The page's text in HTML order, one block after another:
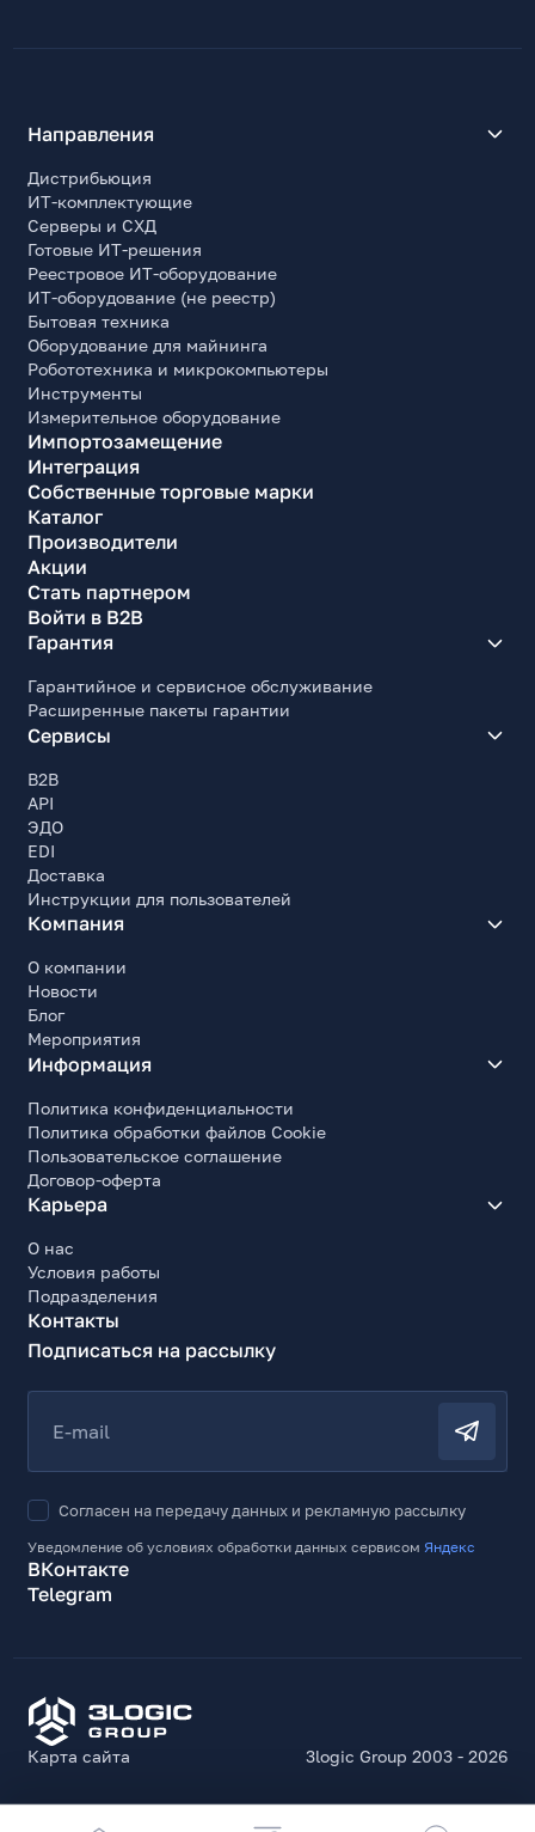
Направления
Дистрибьюция
ИТ-комплектующие
Серверы и СХД
Готовые ИТ-решения
Реестровое ИТ-оборудование
ИТ-оборудование (не реестр)
Бытовая техника
Оборудование для майнинга
Робототехника и микрокомпьютеры
Инструменты
Измерительное оборудование
Импортозамещение
Интеграция
Собственные торговые марки
Каталог
Производители
Акции
Стать партнером
Войти в B2B
Гарантия
Гарантийное и сервисное обслуживание
Расширенные пакеты гарантии
Сервисы
B2B
API
ЭДО
EDI
Доставка
Инструкции для пользователей
Компания
О компании
Новости
Блог
Мероприятия
Информация
Политика конфиденциальности
Политика обработки файлов Cookie
Пользовательское соглашение
Договор-оферта
Карьера
О нас
Условия работы
Подразделения
Контакты
Подписаться на рассылку
E-mail
Согласен на передачу данных и рекламную рассылку
Уведомление об условиях обработки данных сервисомЯндекс
ВКонтакте
Telegram
Карта сайта 3logic Group 2003 - 2026